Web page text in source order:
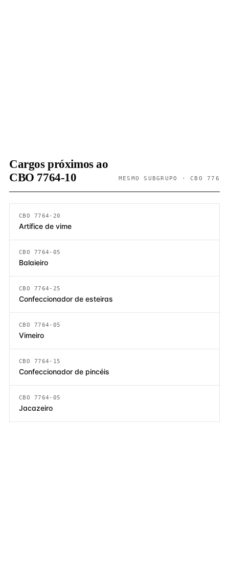
Cargos próximos ao
CBO 7764-10
MESMO SUBGRUPO · CBO 776
CBO 7764-20
Artífice de vime
CBO 7764-05
Balaieiro
CBO 7764-25
Confeccionador de esteiras
CBO 7764-05
Vimeiro
CBO 7764-15
Confeccionador de pincéis
CBO 7764-05
Jacazeiro